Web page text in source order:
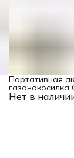
Нет в
Портативная
газонокосилка
220 мм // Denzel